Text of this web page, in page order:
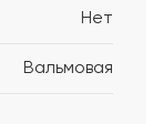
Нет
Вальмовая